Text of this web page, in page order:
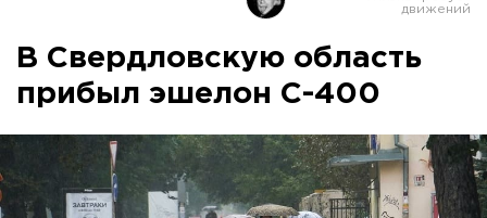
В Свердловскую область
прибыл эшелон С-400